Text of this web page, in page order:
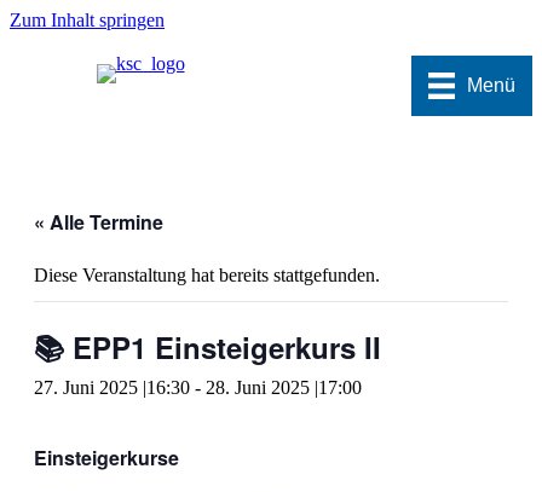
Zum Inhalt springen
Menü
« Alle Termine
Diese Veranstaltung hat bereits stattgefunden.
📚 EPP1 Einsteigerkurs II
27. Juni 2025 |16:30 - 28. Juni 2025 |17:00
Einsteigerkurse